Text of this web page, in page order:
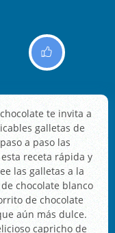
te invita a
galletas de
a paso las
receta rápida y
las galletas a la
chocolate blanco
de chocolate
aún más dulce.
capricho de